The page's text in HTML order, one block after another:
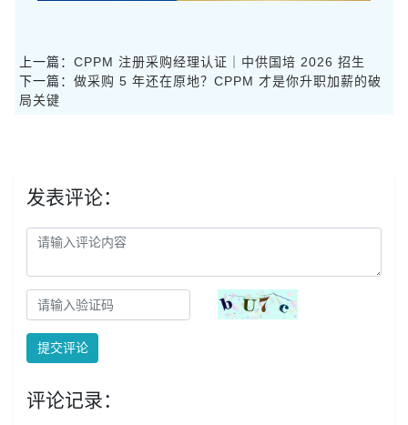
上一篇： CPPM 注册采购经理认证｜中供国培 2026 招生
下一篇： 做采购 5 年还在原地？CPPM 才是你升职加薪的破
局关键
发表评论：
提交评论
评论记录：